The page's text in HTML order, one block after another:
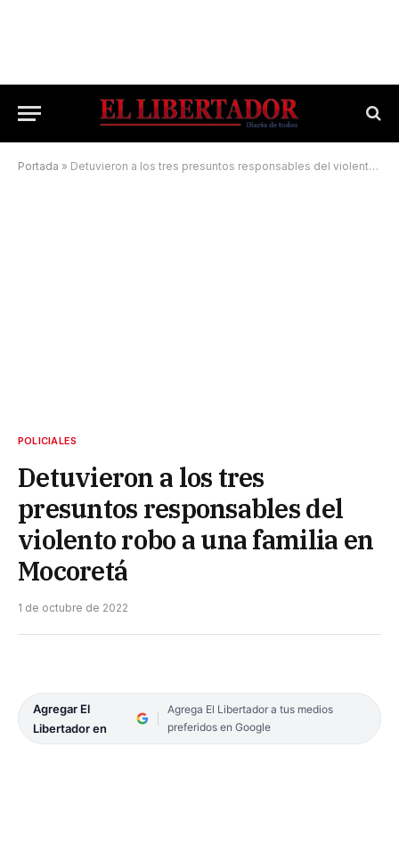
Portada » Detuvieron a los tres presuntos responsables del violento robo a una familia en Mocoretá
POLICIALES
Detuvieron a los tres
presuntos responsables del
violento robo a una familia en
Mocoretá
1 de octubre de 2022
Agregar El
Libertador en
Agrega El Libertador a tus medios
preferidos en Google